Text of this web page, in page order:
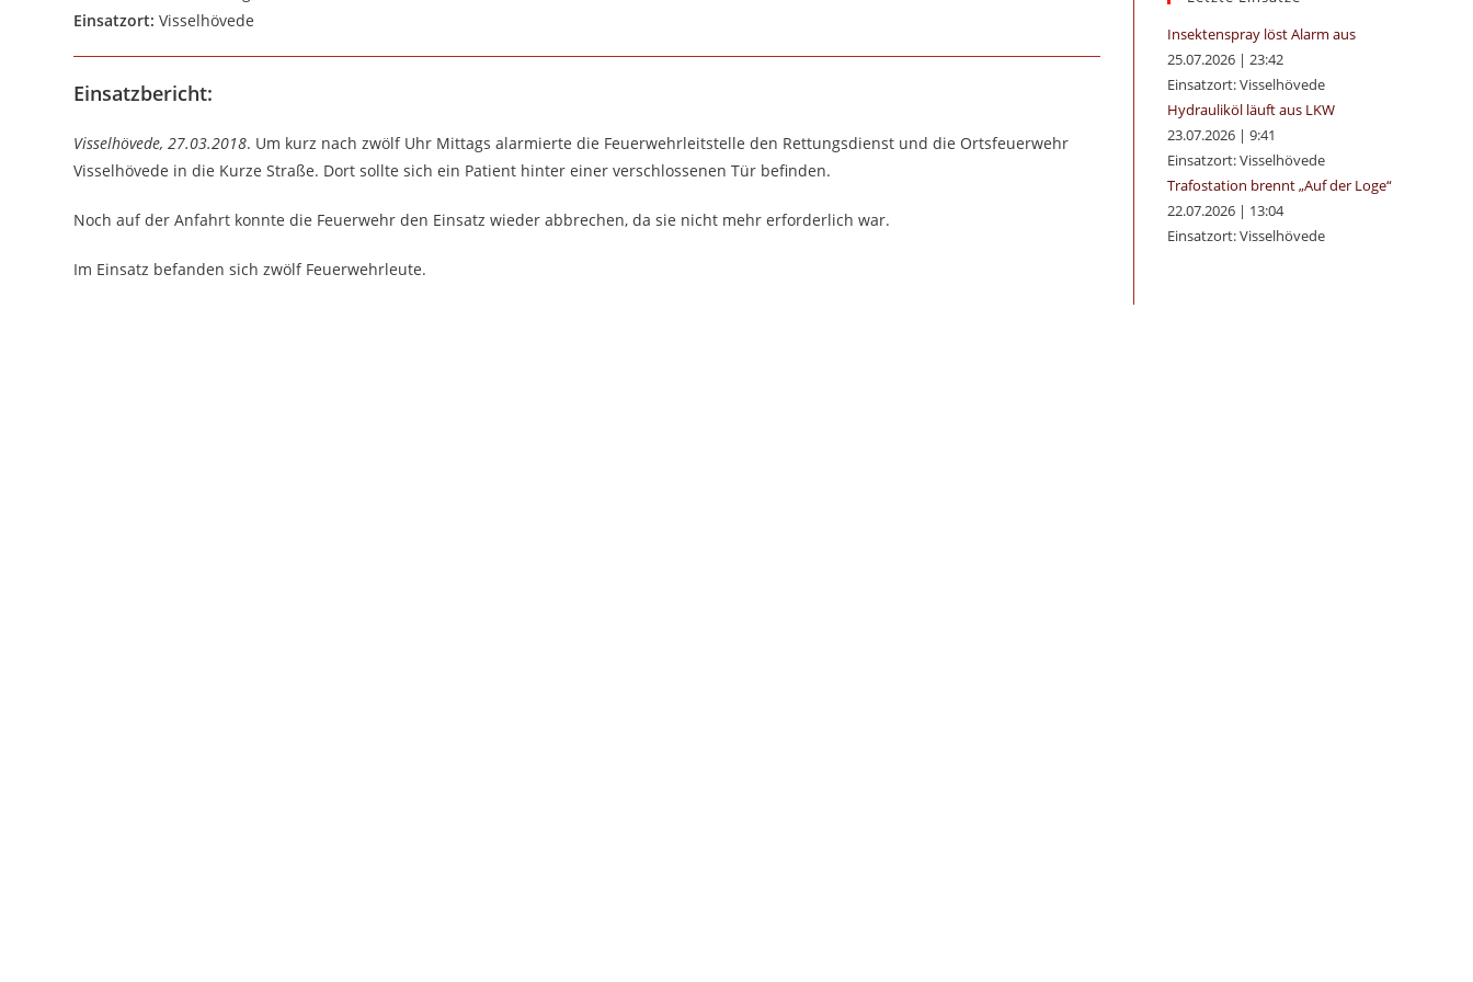
Einsatzort: Visselhövede
Einsatzbericht:
Visselhövede, 27.03.2018. Um kurz nach zwölf Uhr Mittags alarmierte die Feuerwehrleitstelle den Rettungsdienst und die Ortsfeuerwehr
Visselhövede in die Kurze Straße. Dort sollte sich ein Patient hinter einer verschlossenen Tür befinden.
Noch auf der Anfahrt konnte die Feuerwehr den Einsatz wieder abbrechen, da sie nicht mehr erforderlich war.
Im Einsatz befanden sich zwölf Feuerwehrleute.
Insektenspray löst Alarm aus
25.07.2026| 23:42
Einsatzort: Visselhövede
Hydrauliköl läuft aus LKW
23.07.2026| 9:41
Einsatzort: Visselhövede
Trafostation brennt „Auf der Loge“
22.07.2026| 13:04
Einsatzort: Visselhövede